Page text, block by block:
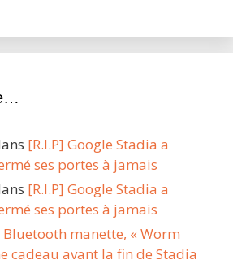
[R.I.P] Google Stadia a
ses portes à jamais
[R.I.P] Google Stadia a
ses portes à jamais
Bluetooth manette, « Worm
cadeau avant la fin de Stadia